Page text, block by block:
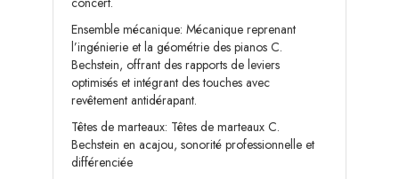
Ensemble mécanique: Mécanique reprenant
l’ingénierie et la géométrie des pianos C.
Bechstein, offrant des rapports de leviers
optimisés et intégrant des touches avec
revêtement antidérapant.
Têtes de marteaux: Têtes de marteaux C.
Bechstein en acajou, sonorité professionnelle et
différenciée